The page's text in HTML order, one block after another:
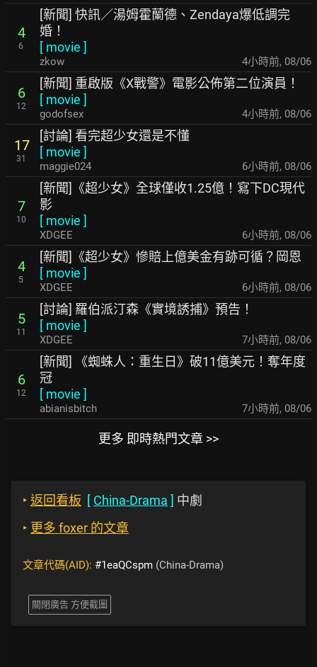
4
6
[新聞] 快訊／湯姆霍蘭德、Zendaya爆低調完
婚！
[ movie ]
zkow 4小時前, 08/06
6
12
[新聞] 重啟版《X戰警》電影公佈第二位演員！
[ movie ]
godofsex 4小時前, 08/06
17
31
[討論] 看完超少女還是不懂
[ movie ]
maggie024 6小時前, 08/06
7
10
[新聞]《超少女》全球僅收1.25億！寫下DC現代
影
[ movie ]
XDGEE 6小時前, 08/06
4
5
[新聞]《超少女》慘賠上億美金有跡可循？岡恩
[ movie ]
XDGEE 6小時前, 08/06
5
11
[討論] 羅伯派汀森《實境誘捕》預告！
[ movie ]
XDGEE 7小時前, 08/06
6
12
[新聞] 《蜘蛛人：重生日》破11億美元！奪年度
冠
[ movie ]
abianisbitch 7小時前, 08/06
更多 即時熱門文章 >>
‣ 返回看板 [ China-Drama ] 中劇
‣ 更多 foxer 的文章
文章代碼(AID): #1eaQCspm (China-Drama)
關閉廣告 方便截圖